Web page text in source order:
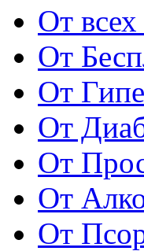
От всех
От
От
От
От
От
От